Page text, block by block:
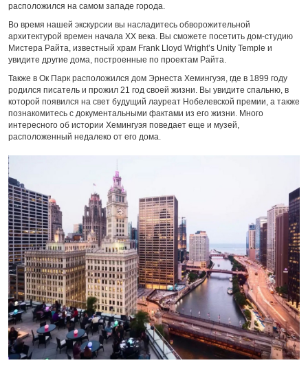
расположился на самом западе города.
Во время нашей экскурсии вы насладитесь обворожительной
архитектурой времен начала XX века. Вы сможете посетить дом-студию
Мистера Райта, известный храм Frank Lloyd Wright’s Unity Temple и
увидите другие дома, построенные по проектам Райта.
Также в Ок Парк расположился дом Эрнеста Хемингуэя, где в 1899 году
родился писатель и прожил 21 год своей жизни. Вы увидите спальню, в
которой появился на свет будущий лауреат Нобелевской премии, а также
познакомитесь с документальными фактами из его жизни. Много
интересного об истории Хемингуэя поведает еще и музей,
расположенный недалеко от его дома.